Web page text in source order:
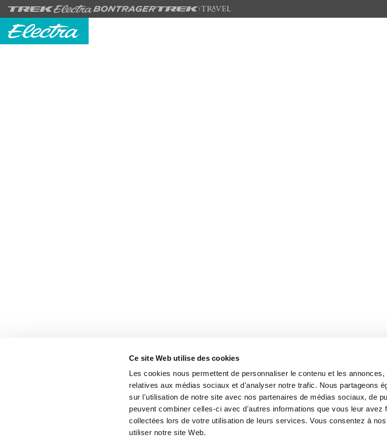
Ce site Web utilise des cookies
Les cookies nous permettent de personnaliser le contenu et les
relatives aux médias sociaux et d'analyser notre trafic. Nous partageons
sur l'utilisation de notre site avec nos partenaires de médias sociaux, de
peuvent combiner celles-ci avec d'autres informations que vous leur avez
collectées lors de votre utilisation de leurs services. Vous consentez à
utiliser notre site Web.